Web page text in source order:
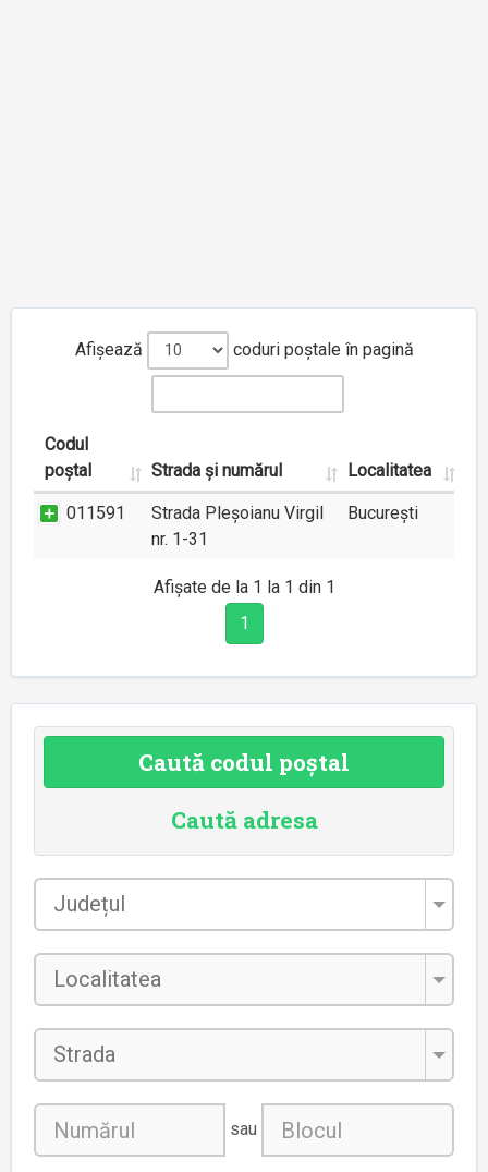
Afișează coduri poștale în pagină
Codul
poștal
Strada și numărul Localitatea
011591
Strada Pleșoianu Virgil
nr. 1-31
București
Afișate de la 1 la 1 din 1
1
Caută codul poștal
Caută adresa
Județul
Localitatea
Strada
sau